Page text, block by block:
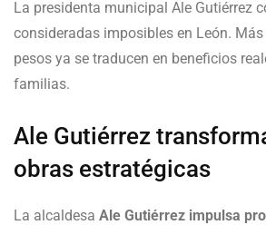
La presidenta municipal Ale Gutiérrez
consideradas imposibles en León.
pesos ya se traducen en beneficios
familias.
Ale Gutiérrez
obras estratégicas
La alcaldesa Ale Gutiérrez impulsa